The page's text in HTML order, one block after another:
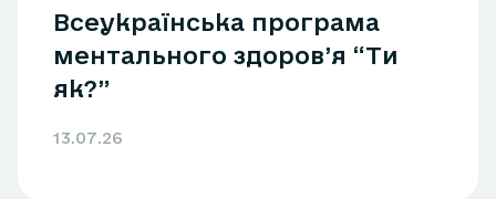
Всеукраїнська програма
ментального здоров’я “Ти
як?”
13.07.26